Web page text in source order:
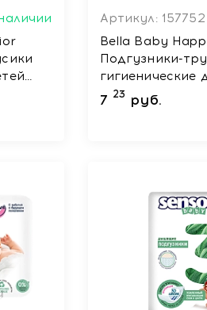
Артикул: 157752
Bella Baby
Подгузники-
гигиенические
универсальные,
7 23 руб.